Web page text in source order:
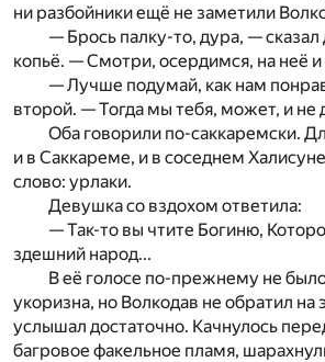
ни разбойники ещё не заметили
— Брось палку-то, дура, —
копьё. — Смотри, осердимся, на неё и
— Лучше подумай, как нам
второй. — Тогда мы тебя, может, и не
Оба говорили по-саккаремски.
и в Саккареме, и в соседнем
слово: урлаки.
Девушка со вздохом ответила:
— Так-то вы чтите Богиню,
здешний народ...
В её голосе по-прежнему не
укоризна, но Волкодав не обратил на
услышал достаточно. Качнулось
багровое факельное пламя,